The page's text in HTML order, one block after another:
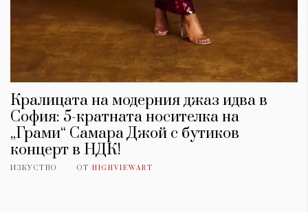
Кралицата на модерния джаз идва в
София: 5-кратната носителка на
„Грами“ Самара Джой с бутиков
концерт в НДК!
ИЗКУСТВО ОТ HIGHVIEWART